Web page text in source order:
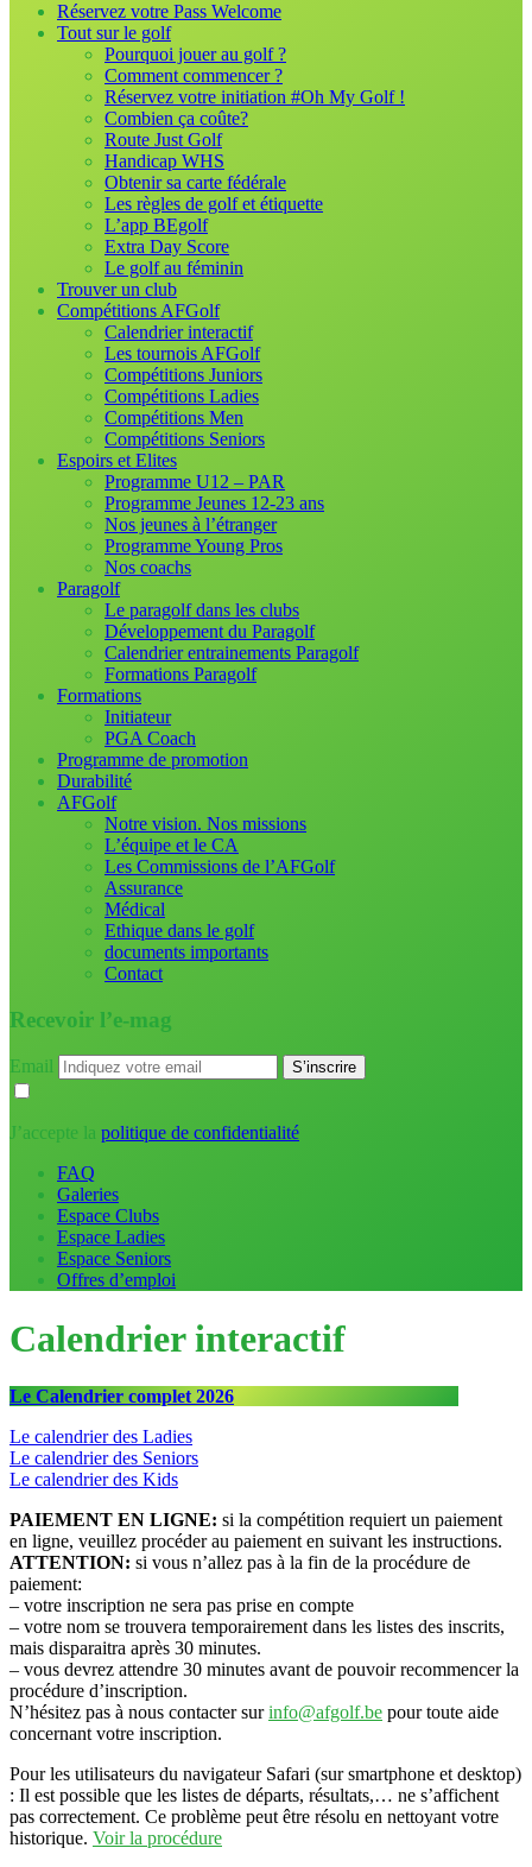
Réservez votre Pass Welcome
Tout sur le golf
Pourquoi jouer au golf ?
Comment commencer ?
Réservez votre initiation #Oh My Golf !
Combien ça coûte?
Route Just Golf
Handicap WHS
Obtenir sa carte fédérale
Les règles de golf et étiquette
L’app BEgolf
Extra Day Score
Le golf au féminin
Trouver un club
Compétitions AFGolf
Calendrier interactif
Les tournois AFGolf
Compétitions Juniors
Compétitions Ladies
Compétitions Men
Compétitions Seniors
Espoirs et Elites
Programme U12 – PAR
Programme Jeunes 12-23 ans
Nos jeunes à l’étranger
Programme Young Pros
Nos coachs
Paragolf
Le paragolf dans les clubs
Développement du Paragolf
Calendrier entrainements Paragolf
Formations Paragolf
Formations
Initiateur
PGA Coach
Programme de promotion
Durabilité
AFGolf
Notre vision. Nos missions
L’équipe et le CA
Les Commissions de l’AFGolf
Assurance
Médical
Ethique dans le golf
documents importants
Contact
Recevoir l’e-mag
Email
J’accepte la politique de confidentialité
FAQ
Galeries
Espace Clubs
Espace Ladies
Espace Seniors
Offres d’emploi
Calendrier interactif
Le Calendrier complet 2026
Le calendrier des Ladies
Le calendrier des Seniors
Le calendrier des Kids
PAIEMENT EN LIGNE: si la compétition requiert un paiement
en ligne, veuillez procéder au paiement en suivant les instructions.
ATTENTION: si vous n’allez pas à la fin de la procédure de
paiement:
– votre inscription ne sera pas prise en compte
– votre nom se trouvera temporairement dans les listes des inscrits,
mais disparaitra après 30 minutes.
– vous devrez attendre 30 minutes avant de pouvoir recommencer la
procédure d’inscription.
N’hésitez pas à nous contacter surinfo@afgolf.be pour toute aide
concernant votre inscription.
Pour les utilisateurs du navigateur Safari (sur smartphone et desktop)
: Il est possible que les listes de départs, résultats,… ne s’affichent
pas correctement. Ce problème peut être résolu en nettoyant votre
historique. Voir la procédure